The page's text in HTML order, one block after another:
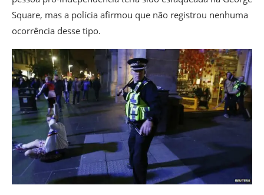
Square, mas a polícia afirmou que não registrou nenhuma
ocorrência desse tipo.